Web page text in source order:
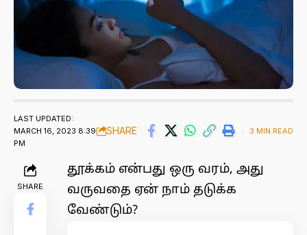
LAST UPDATED:
MARCH 16, 2023 8:39
PM
SHARE 3 MIN READ
SHARE
தூக்கம் என்பது ஒரு வரம், அது
வருவதை ஏன் நாம் தடுக்க
வேண்டும்?